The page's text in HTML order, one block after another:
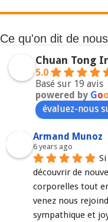
Ce qu'on dit de
Chuan Tong
5.0
Basé sur 19 avis
powered by Goo
évaluez-nous
Armand Munoz
6 years ago
découvrir de
corporelles tout
venez nous
sympathique et